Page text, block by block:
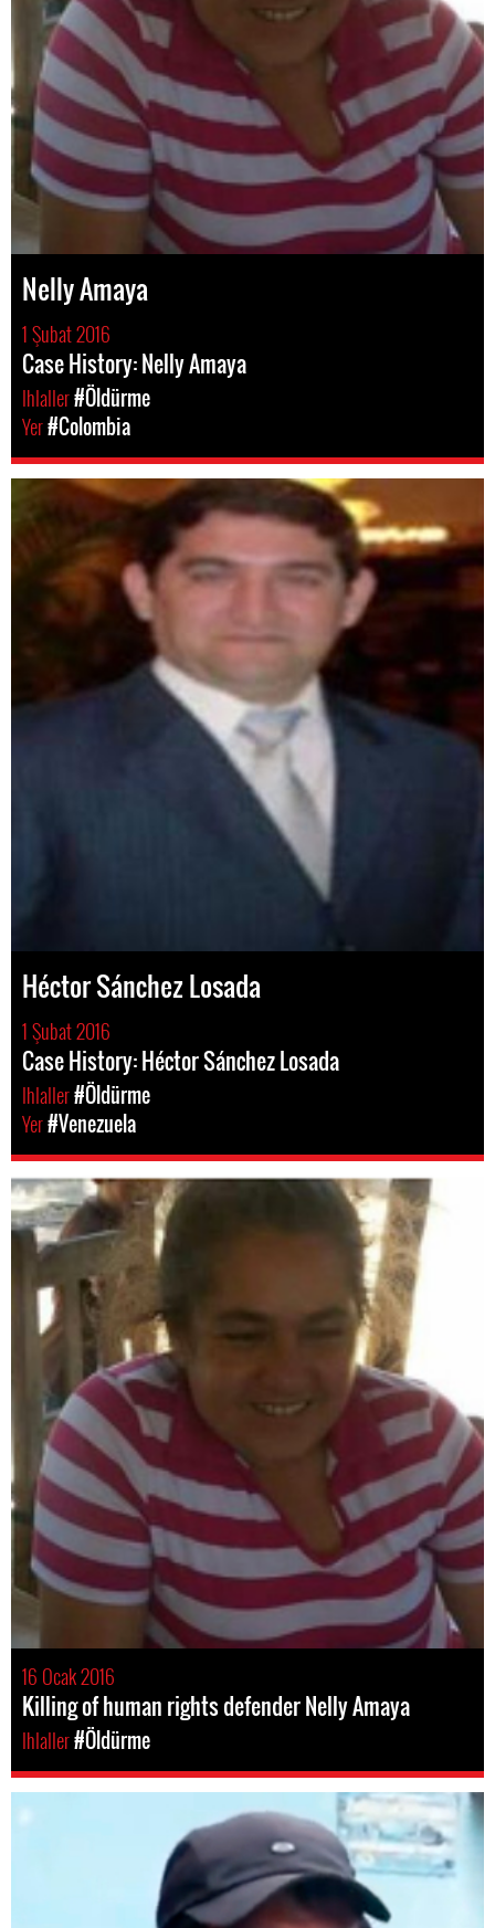
Nelly Amaya
1 Şubat 2016
Case History: Nelly Amaya
Ihlaller#Öldürme
Yer#Colombia
Héctor Sánchez Losada
1 Şubat 2016
Case History: Héctor Sánchez Losada
Ihlaller#Öldürme
Yer#Venezuela
16 Ocak 2016
Killing of human rights defender Nelly Amaya
Ihlaller#Öldürme